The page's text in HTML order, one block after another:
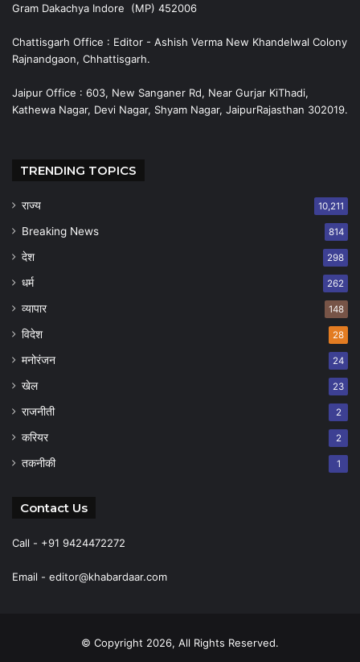
Gram Dakachya Indore (MP) 452006
Chattisgarh Office : Editor - Ashish Verma New Khandelwal Colony
Rajnandgaon, Chhattisgarh.
Jaipur Office : 603, New Sanganer Rd, Near Gurjar KiThadi,
Kathewa Nagar, Devi Nagar, Shyam Nagar, JaipurRajasthan 302019.
TRENDING TOPICS
राज्य 10,211
Breaking News 814
देश 298
धर्म 262
व्यापार 148
विदेश 28
मनोरंजन 24
खेल 23
राजनीती 2
करियर 2
तकनीकी 1
Contact Us
Call - +91 9424472272
Email - editor@khabardaar.com
© Copyright 2026, All Rights Reserved.